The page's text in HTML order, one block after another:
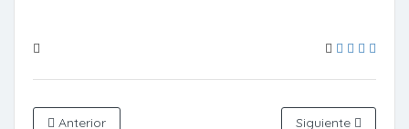
Anterior Siguiente